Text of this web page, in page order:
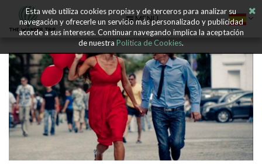
MENÚ
Esta web utiliza cookies propias y de terceros para analizar su
navegación y ofrecerle un servicio más personalizado y publicidad
acorde a sus intereses. Continuar navegando implica la aceptación
de nuestra Política de Cookies.